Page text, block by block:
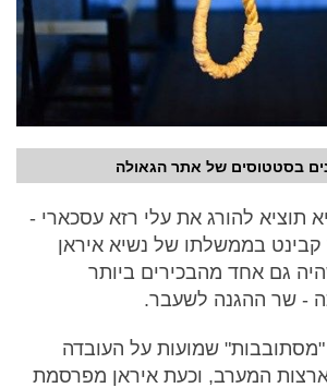
בסטטוסים של אתר הגאולה
תוציא להורג את עלי רזא עסכארי -
בממשלתו של נשיא איראן
גם אחד מהבכירים ביותר
- שר ההגנה לשעבר.
שמועות על העובדה
המערב, וכעת איראן מפרסמת